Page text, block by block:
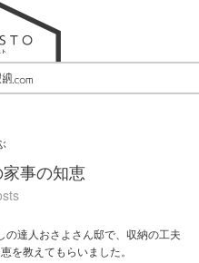
事の知恵
達人おさよさん邸で、収納の工夫
を教えてもらいました。